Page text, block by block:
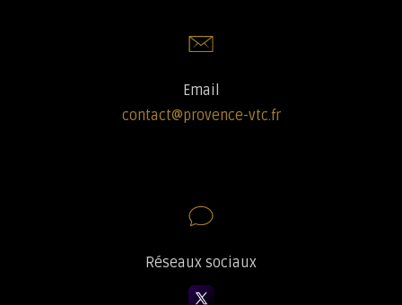
Email
contact@provence-vtc.fr
Réseaux sociaux